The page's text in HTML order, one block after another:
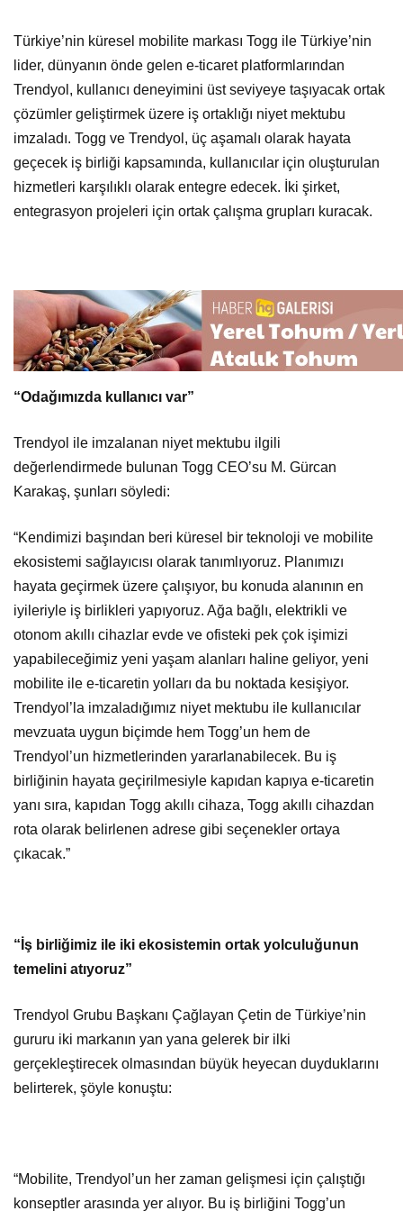
Türkiye’nin küresel mobilite markası Togg ile Türkiye’nin
lider, dünyanın önde gelen e-ticaret platformlarından
Trendyol, kullanıcı deneyimini üst seviyeye taşıyacak ortak
çözümler geliştirmek üzere iş ortaklığı niyet mektubu
imzaladı. Togg ve Trendyol, üç aşamalı olarak hayata
geçecek iş birliği kapsamında, kullanıcılar için oluşturulan
hizmetleri karşılıklı olarak entegre edecek. İki şirket,
entegrasyon projeleri için ortak çalışma grupları kuracak.
“Odağımızda kullanıcı var”
Trendyol ile imzalanan niyet mektubu ilgili
değerlendirmede bulunan Togg CEO’su M. Gürcan
Karakaş, şunları söyledi:
“Kendimizi başından beri küresel bir teknoloji ve mobilite
ekosistemi sağlayıcısı olarak tanımlıyoruz. Planımızı
hayata geçirmek üzere çalışıyor, bu konuda alanının en
iyileriyle iş birlikleri yapıyoruz. Ağa bağlı, elektrikli ve
otonom akıllı cihazlar evde ve ofisteki pek çok işimizi
yapabileceğimiz yeni yaşam alanları haline geliyor, yeni
mobilite ile e-ticaretin yolları da bu noktada kesişiyor.
Trendyol’la imzaladığımız niyet mektubu ile kullanıcılar
mevzuata uygun biçimde hem Togg’un hem de
Trendyol’un hizmetlerinden yararlanabilecek. Bu iş
birliğinin hayata geçirilmesiyle kapıdan kapıya e-ticaretin
yanı sıra, kapıdan Togg akıllı cihaza, Togg akıllı cihazdan
rota olarak belirlenen adrese gibi seçenekler ortaya
çıkacak.”
“İş birliğimiz ile iki ekosistemin ortak yolculuğunun
temelini atıyoruz”
Trendyol Grubu Başkanı Çağlayan Çetin de Türkiye’nin
gururu iki markanın yan yana gelerek bir ilki
gerçekleştirecek olmasından büyük heyecan duyduklarını
belirterek, şöyle konuştu:
“Mobilite, Trendyol’un her zaman gelişmesi için çalıştığı
konseptler arasında yer alıyor. Bu iş birliğini Togg’un